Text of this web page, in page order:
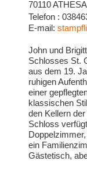
70110
Telefon :
E-mail:
John und
Schlosses St.
aus dem 19.
ruhigen
einer
klassischen
den Kellern
Schloss
ein
Gästetisch,